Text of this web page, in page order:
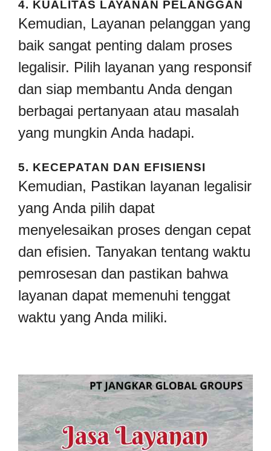
4. KUALITAS LAYANAN PELANGGAN
Kemudian, Layanan pelanggan yang
baik sangat penting dalam proses
legalisir. Pilih layanan yang responsif
dan siap membantu Anda dengan
berbagai pertanyaan atau masalah
yang mungkin Anda hadapi.
5. KECEPATAN DAN EFISIENSI
Kemudian, Pastikan layanan legalisir
yang Anda pilih dapat
menyelesaikan proses dengan cepat
dan efisien. Tanyakan tentang waktu
pemrosesan dan pastikan bahwa
layanan dapat memenuhi tenggat
waktu yang Anda miliki.